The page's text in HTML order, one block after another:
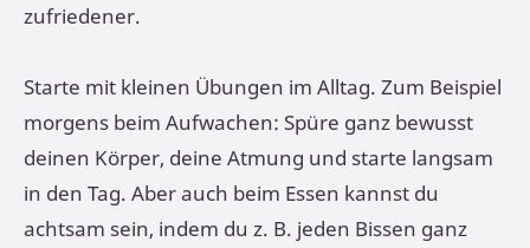
zufriedener.
Starte mit kleinen Übungen im Alltag. Zum Beispiel
morgens beim Aufwachen: Spüre ganz bewusst
deinen Körper, deine Atmung und starte langsam
in den Tag. Aber auch beim Essen kannst du
achtsam sein, indem du z. B. jeden Bissen ganz